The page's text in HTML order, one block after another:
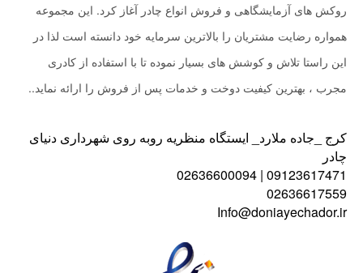
روکش های آزمایشگاهی و فروش انواع چادر آغاز کرد. این مجموعه
همواره رضایت مشتریان را بالاترین سرمایه خود دانسته است لذا در
این راستا تلاش و کوشش های بسیار نموده تا با استفاده از کادری
مجرب ، بهترین کیفیت دوخت و خدمات پس از فروش را ارائه نماید..
کرج _جاده ملارد_ ایستگاه منظریه روبه روی شهرداری دنیای
چادر
09123617471 | 02636600094
02636617559
Info@doniayechador.ir